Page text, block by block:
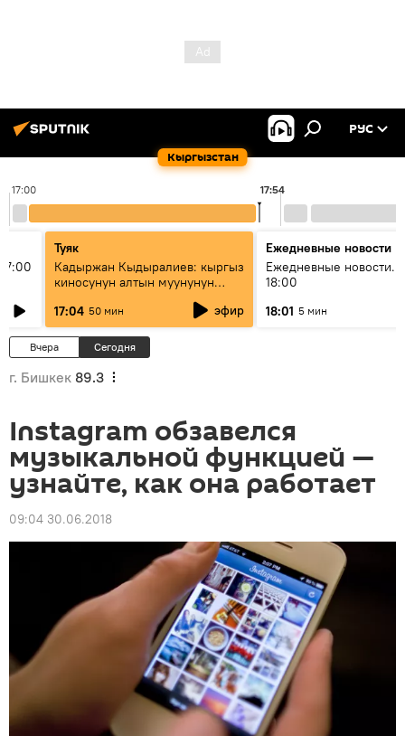
Кыргызстан
РУС
17:00 17:54
Туяк
Кадыржан Кыдыралиев: кыргыз
киносунун алтын муунунун
17:04 50 мин эфир
Ежедневные новости
Ежедневные новости.
18:00
18:01 5 мин
Вчера Сегодня
г. Бишкек 89.3
Instagram обзавелся
музыкальной функцией —
узнайте, как она работает
09:04 30.06.2018